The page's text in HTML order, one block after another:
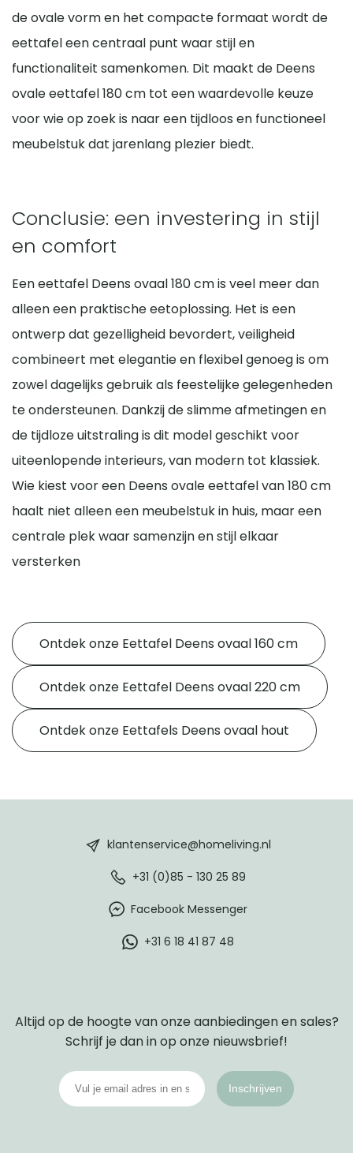
Compact en toch ruim genoeg
Bevordert gezelligheid en interactie
Tijdloos design passend bij diverse interieurstijlen
beter tot zijn recht. Zo geniet je dagelijks van een balans
de ovale vorm en het compacte formaat wordt de
eettafel een centraal punt waar stijl en
functionaliteit samenkomen. Dit maakt de Deens
ovale eettafel 180 cm tot een waardevolle keuze
voor wie op zoek is naar een tijdloos en functioneel
meubelstuk dat jarenlang plezier biedt.
Conclusie: een investering in stijl
en comfort
Een eettafel Deens ovaal 180 cm is veel meer dan
alleen een praktische eetoplossing. Het is een
ontwerp dat gezelligheid bevordert, veiligheid
combineert met elegantie en flexibel genoeg is om
zowel dagelijks gebruik als feestelijke gelegenheden
te ondersteunen. Dankzij de slimme afmetingen en
de tijdloze uitstraling is dit model geschikt voor
uiteenlopende interieurs, van modern tot klassiek.
Wie kiest voor een Deens ovale eettafel van 180 cm
haalt niet alleen een meubelstuk in huis, maar een
centrale plek waar samenzijn en stijl elkaar
versterken
Ontdek onze Eettafel Deens ovaal 160 cm
Ontdek onze Eettafel Deens ovaal 220 cm
Ontdek onze Eettafels Deens ovaal hout
klantenservice@homeliving.nl
+31 (0)85 - 130 25 89
Facebook Messenger
+31 6 18 41 87 48
Altijd op de hoogte van onze aanbiedingen en sales?
Schrijf je dan in op onze nieuwsbrief!
Inschrijven